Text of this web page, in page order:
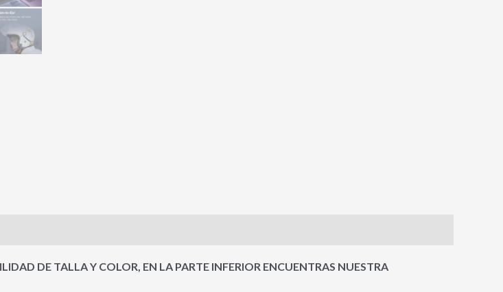
DE TALLA Y COLOR, EN LA PARTE INFERIOR ENCUENTRAS NUESTRA